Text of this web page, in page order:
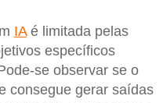
IAé limitada pelas
específicos
se observar se o
consegue gerar saídas